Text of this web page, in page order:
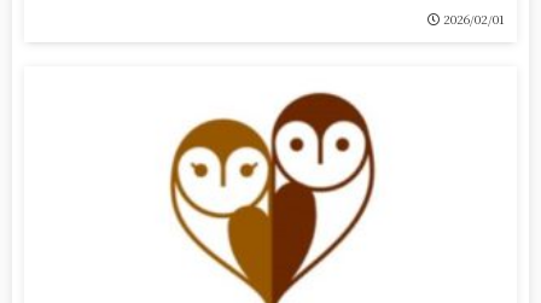
2026/02/01